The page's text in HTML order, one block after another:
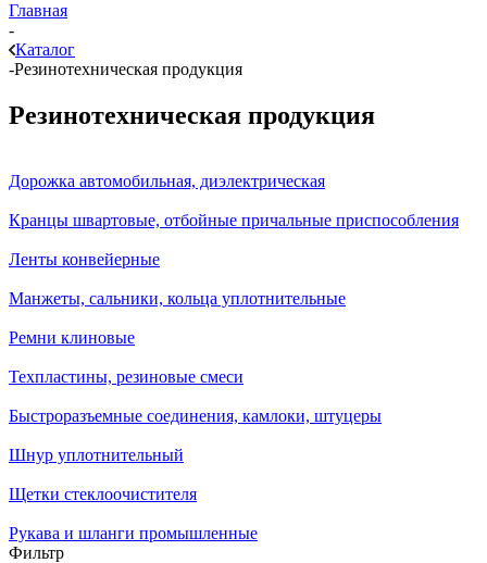
Главная
-
Каталог
-Резинотехническая продукция
Резинотехническая продукция
Дорожка автомобильная, диэлектрическая
Кранцы швартовые, отбойные причальные приспособления
Ленты конвейерные
Манжеты, сальники, кольца уплотнительные
Ремни клиновые
Техпластины, резиновые смеси
Быстроразъемные соединения, камлоки, штуцеры
Шнур уплотнительный
Щетки стеклоочистителя
Рукава и шланги промышленные
Фильтр